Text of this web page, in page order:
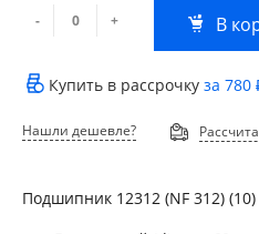
- + В
Купить в рассрочку за 780
Нашли дешевле?
Подшипник 12312 (NF 312) (10)